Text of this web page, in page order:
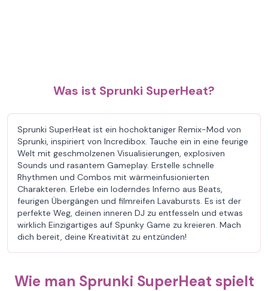
Was ist Sprunki SuperHeat?
Sprunki SuperHeat ist ein hochoktaniger Remix-Mod von
Sprunki, inspiriert von Incredibox. Tauche ein in eine feurige
Welt mit geschmolzenen Visualisierungen, explosiven
Sounds und rasantem Gameplay. Erstelle schnelle
Rhythmen und Combos mit wärmeinfusionierten
Charakteren. Erlebe ein loderndes Inferno aus Beats,
feurigen Übergängen und filmreifen Lavabursts. Es ist der
perfekte Weg, deinen inneren DJ zu entfesseln und etwas
wirklich Einzigartiges auf Spunky Game zu kreieren. Mach
dich bereit, deine Kreativität zu entzünden!
Wie man Sprunki SuperHeat spielt